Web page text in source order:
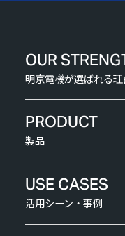
OUR
明京電機が選ばれる理
PRODUCT
製品
USE CASES
活用シーン・事例